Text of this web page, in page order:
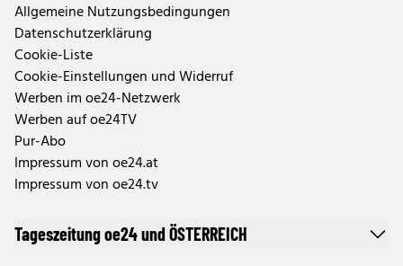
Allgemeine Nutzungsbedingungen
Datenschutzerklärung
Cookie-Liste
Cookie-Einstellungen und Widerruf
Werben im oe24-Netzwerk
Werben auf oe24TV
Pur-Abo
Impressum von oe24.at
Impressum von oe24.tv
Tageszeitung oe24 und ÖSTERREICH